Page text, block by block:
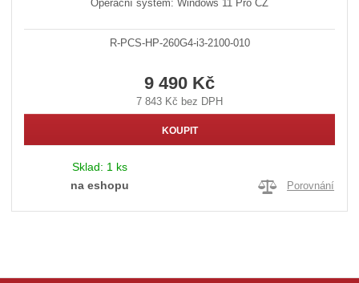
Operační systém: Windows 11 Pro CZ
R-PCS-HP-260G4-i3-2100-010
9 490 Kč
7 843 Kč bez DPH
KOUPIT
Sklad: 1 ks
na eshopu
Porovnání